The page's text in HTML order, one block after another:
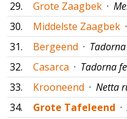
29.
Grote Zaagbek ·
30.
Middelste Zaagbek ·
31.
Bergeend ·
32.
Casarca · Tadorna
33.
Krooneend · Netta
34.
Grote Tafeleend ·